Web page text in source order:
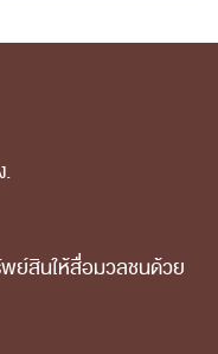
จสอบ
น้าที่และ
.
พย์สินให้สื่อมวลชนด้วย